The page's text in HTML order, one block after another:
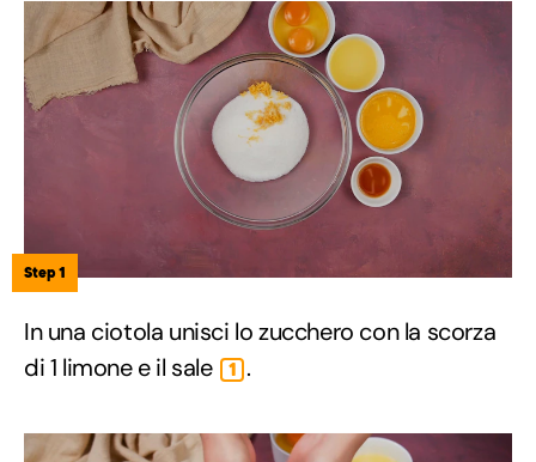
Step 1
In una ciotola unisci lo zucchero con la scorza
di 1 limone e il sale
1 .